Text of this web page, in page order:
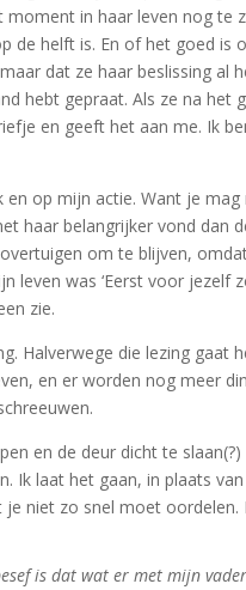
in haar leven nog te
de helft is. En of het goed is
dat ze haar beslissing al
hebt gepraat. Als ze na het
en geeft het aan me. Ik
en op mijn actie. Want je
haar belangrijker vond dan
om te blijven,
leven was ‘Eerst voor jezelf
zie.
Halverwege die lezing
en er worden nog meer
en de deur dicht te
Ik laat het gaan, in plaats
niet zo snel moet
is dat wat er met mijn